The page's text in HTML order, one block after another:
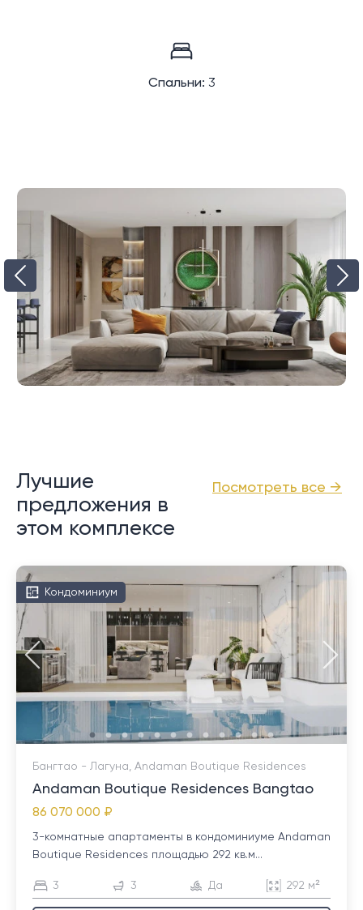
Спальни: 3
Посмотреть все →
Лучшие
предложения в
этом комплексе
Кондоминиум
Бангтао - Лагуна, Andaman Boutique Residences
Andaman Boutique Residences Bangtao
86 070 000 ₽
3-комнатные апартаменты в кондоминиуме Andaman
Boutique Residences площадью 292 кв.м...
3 3 Да 292 м²